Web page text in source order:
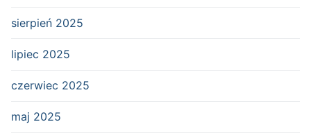
sierpień 2025
lipiec 2025
czerwiec 2025
maj 2025